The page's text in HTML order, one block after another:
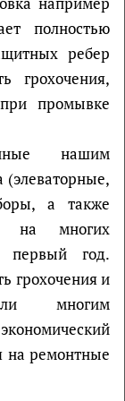
полностью
ребер
грохочения,
промывке
нашим
(элеваторные,
а также
на многих
первый год.
грохочения и
многим
на ремонтные